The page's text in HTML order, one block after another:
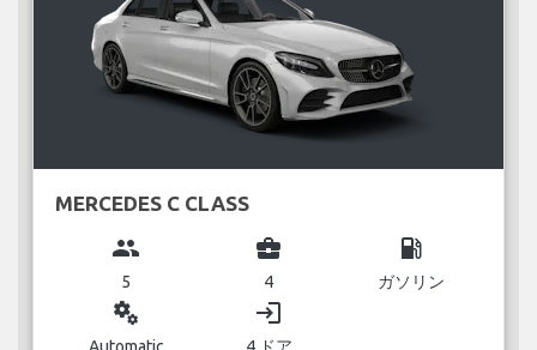
MERCEDES C CLASS
group
5
business_center
4
local_gas_station
ガソリン
miscellaneous_services login